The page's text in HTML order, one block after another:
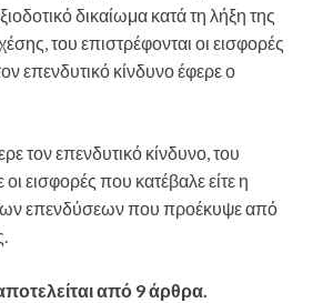
δικαίωμα κατά τη λήξη της
του επιστρέφονται οι εισφορές
επενδυτικό κίνδυνο έφερε ο
τον επενδυτικό κίνδυνο, του
οι εισφορές που κατέβαλε είτε η
επενδύσεων που προέκυψε από
από 9 άρθρα.